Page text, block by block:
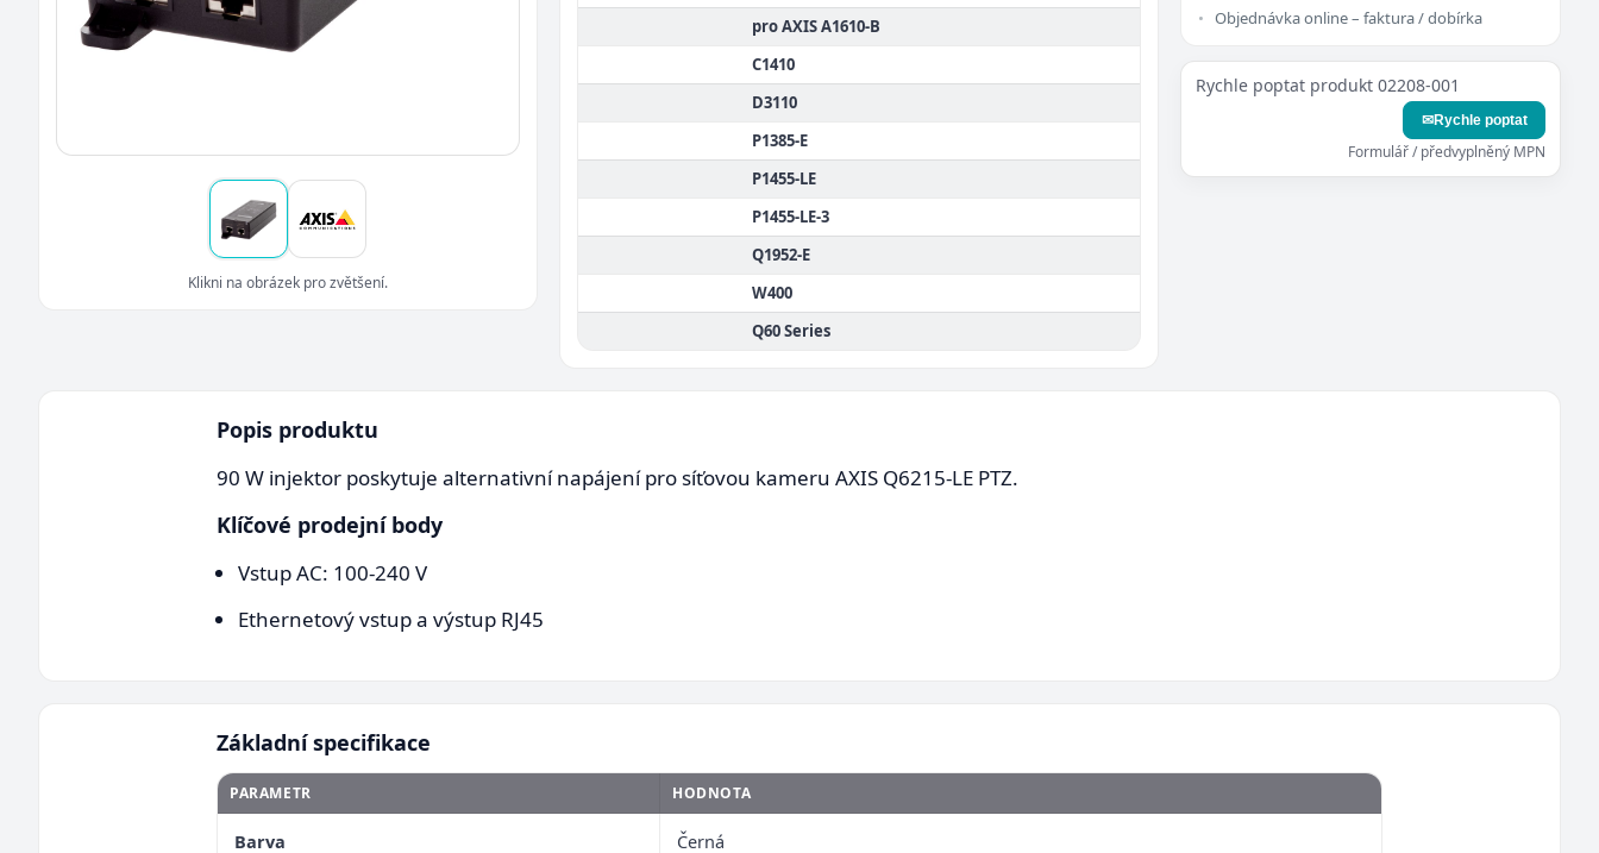
Klikni na obrázek pro zvětšení.
pro AXIS A1610-B
C1410
D3110
P1385-E
P1455-LE
P1455-LE-3
Q1952-E
W400
Q60 Series
Objednávka online – faktura / dobírka
Rychle poptat produkt 02208-001
✉Rychle poptat
Formulář / předvyplněný MPN
Popis produktu
90 W injektor poskytuje alternativní napájení pro síťovou kameru AXIS Q6215-LE PTZ.
Klíčové prodejní body
Vstup AC: 100-240 V
Ethernetový vstup a výstup RJ45
Základní specifikace
PARAMETR HODNOTA
Barva Černá